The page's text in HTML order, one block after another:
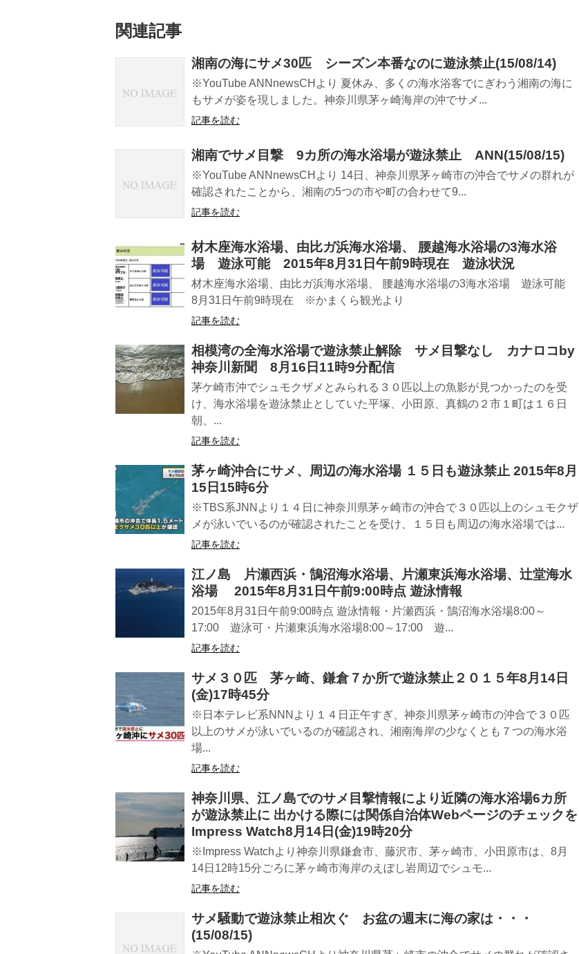
関連記事
湘南の海にサメ30匹 シーズン本番なのに遊泳禁止(15/08/14)
※YouTube ANNnewsCHより 夏休み、多くの海水浴客でにぎわう湘南の海に
もサメが姿を現しました。神奈川県茅ヶ崎­海岸の沖でサメ...
記事を読む
湘南でサメ目撃 9カ所の海水浴場が遊泳禁止 ANN(15/08/15)
※YouTube ANNnewsCHより 14日、神奈川県茅ヶ崎市の沖合でサメの群れが
確認されたことから、湘南の5つの市や­町の合わせて9...
記事を読む
材木座海水浴場、由比ガ浜海水浴場、 腰越海水浴場の3海水浴
場 遊泳可能 2015年8月31日午前9時現在 遊泳状況
材木座海水浴場、由比ガ浜海水浴場、 腰越海水浴場の3海水浴場 遊泳可能
8月31日午前9時現在 ※かまくら観光より
記事を読む
相模湾の全海水浴場で遊泳禁止解除 サメ目撃なし カナロコby
神奈川新聞 8月16日11時9分配信
茅ケ崎市沖でシュモクザメとみられる３０匹以上の魚影が見つかったのを受
け、海水浴場を遊泳禁止としていた平塚、小田原、真鶴の２市１町は１６日
朝、...
記事を読む
茅ヶ崎沖合にサメ、周辺の海水浴場 １５日も遊泳禁止 2015年8月
15日15時6分
※TBS系JNNより１４日に神奈川県茅ヶ崎市の沖合で３０匹以上のシュモクザ
メが泳いでいるのが確認されたことを受け、１５日も周辺の海水浴場では...
記事を読む
江ノ島 片瀬西浜・鵠沼海水浴場、片瀬東浜海水浴場、辻堂海水
浴場 2015年8月31日午前9:00時点 遊泳情報
2015年8月31日午前9:00時点 遊泳情報・片瀬西浜・鵠沼海水浴場8:00～
17:00 遊泳可・片瀬東浜海水浴場8:00～17:00 遊...
記事を読む
サメ３０匹 茅ヶ崎、鎌倉７か所で遊泳禁止２０１５年8月14日
(金)17時45分
※日本テレビ系NNNより１４日正午すぎ、神奈川県茅ヶ崎市の沖合で３０匹
以上のサメが泳いでいるのが確認され、湘南海岸の少なくとも７つの海水浴
場...
記事を読む
神奈川県、江ノ島でのサメ目撃情報により近隣の海水浴場6カ所
が遊泳禁止に 出かける際には関係自治体Webページのチェックを
Impress Watch8月14日(金)19時20分
※Impress Watchより神奈川県鎌倉市、藤沢市、茅ヶ崎市、小田原市は、8月
14日12時15分ごろに茅ヶ崎市海岸のえぼし岩周辺でシュモ...
記事を読む
サメ騒動で遊泳禁止相次ぐ お盆の週末に海の家は・・・
(15/08/15)